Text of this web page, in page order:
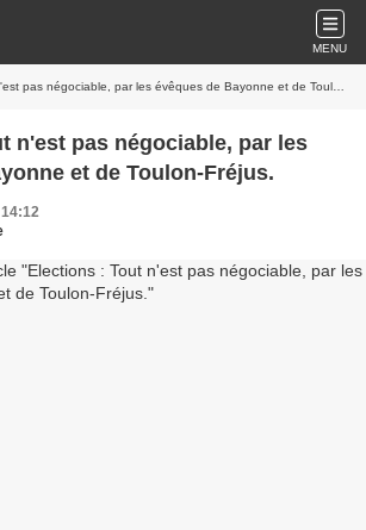
MENU
pas négociable, par les évêques de Bayonne et de Toulon-Fréjus.
n'est pas négociable, par les
et de Toulon-Fréjus.